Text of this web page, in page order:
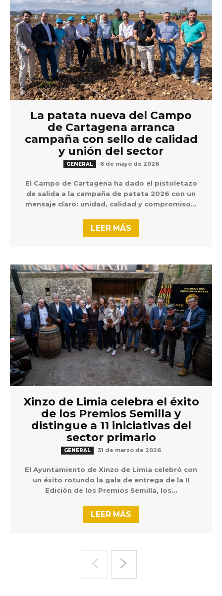
La patata nueva del Campo
de Cartagena arranca
campaña con sello de calidad
y unión del sector
GENERAL 6 de mayo de 2026
El Campo de Cartagena ha dado el pistoletazo
de salida a la campaña de patata 2026 con un
mensaje claro: unidad, calidad y compromiso...
LEER MÁS
Xinzo de Limia celebra el éxito
de los Premios Semilla y
distingue a 11 iniciativas del
sector primario
GENERAL 31 de marzo de 2026
El Ayuntamiento de Xinzo de Limia celebró con
un éxito rotundo la gala de entrega de la II
Edición de los Premios Semilla, los...
LEER MÁS